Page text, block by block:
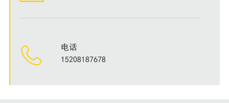
电话
15208187678